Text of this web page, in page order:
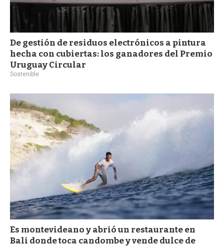
De gestión de residuos electrónicos a pintura
hecha con cubiertas: los ganadores del Premio
Uruguay Circular
Sostenible
Es montevideano y abrió un restaurante en
Bali donde toca candombe y vende dulce de